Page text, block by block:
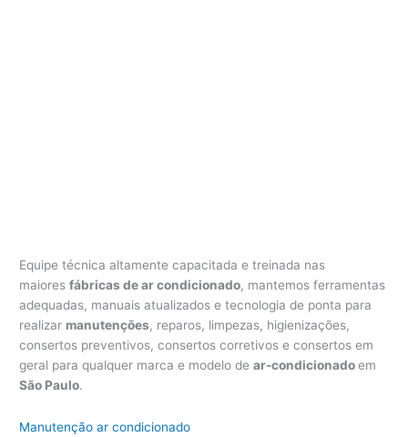
Equipe técnica altamente capacitada e treinada nas
maioresfábricas de ar condicionado, mantemos ferramentas
adequadas, manuais atualizados e tecnologia de ponta para
realizar manutenções, reparos, limpezas, higienizações,
consertos preventivos, consertos corretivos e consertos em
geral para qualquer marca e modelo dear-condicionadoem
São Paulo.
Manutenção ar condicionado